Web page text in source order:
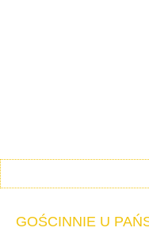
GOŚCINNIE U